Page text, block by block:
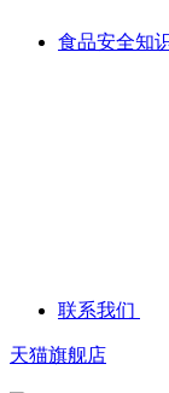
食品安全知
联系我们
天猫旗舰店